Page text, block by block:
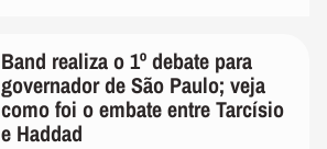
Band realiza o 1º debate para
governador de São Paulo; veja
como foi o embate entre Tarcísio
e Haddad